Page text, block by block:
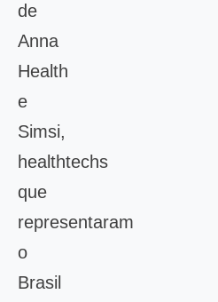
de
Anna
Health
e
Simsi,
healthtechs
que
representaram
o
Brasil